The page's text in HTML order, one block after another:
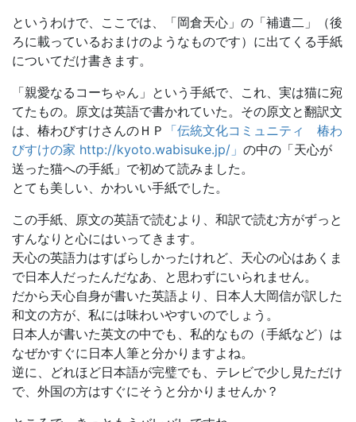
というわけで、ここでは、「岡倉天心」の「補遺二」（後
ろに載っているおまけのようなものです）に出てくる手紙
についてだけ書きます。
「親愛なるコーちゃん」という手紙で、これ、実は猫に宛
てたもの。原文は英語で書かれていた。その原文と翻訳文
は、椿わびすけさんのＨＰ
「伝統文化コミュニティ 椿わ
びすけの家 http://kyoto.wabisuke.jp/」 の中の「天心が
送った猫への手紙」で初めて読みました。
とても美しい、かわいい手紙でした。
この手紙、原文の英語で読むより、和訳で読む方がずっと
すんなりと心にはいってきます。
天心の英語力はすばらしかったけれど、天心の心はあくま
で日本人だったんだなあ、と思わずにいられません。
だから天心自身が書いた英語より、日本人大岡信が訳した
和文の方が、私には味わいやすいのでしょう。
日本人が書いた英文の中でも、私的なもの（手紙など）は
なぜかすぐに日本人筆と分かりますよね。
逆に、どれほど日本語が完璧でも、テレビで少し見ただけ
で、外国の方はすぐにそうと分かりませんか？